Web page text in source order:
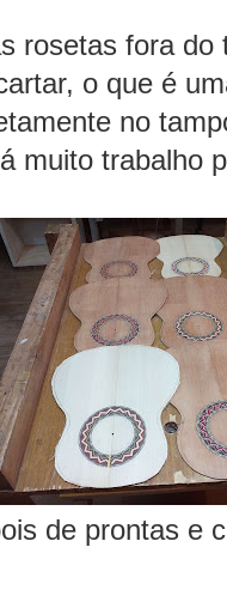
rosetas fora
o que é
no
muito trabalho
de prontas e